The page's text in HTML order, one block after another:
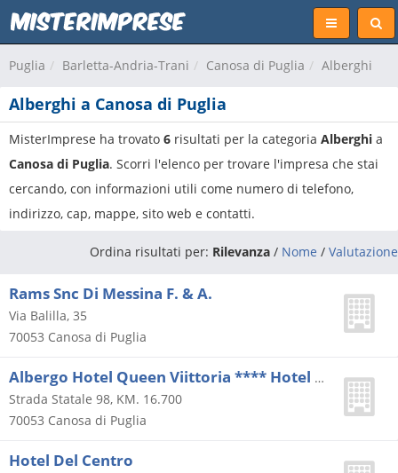
Puglia Barletta-Andria-Trani Canosa di Puglia Alberghi
Alberghi a Canosa di Puglia
MisterImprese ha trovato 6 risultati per la categoria Alberghi a
Canosa di Puglia. Scorri l'elenco per trovare l'impresa che stai
cercando, con informazioni utili come numero di telefono,
indirizzo, cap, mappe, sito web e contatti.
Ordina risultati per: Rilevanza / Nome / Valutazione
Rams Snc Di Messina F. & A.
Via Balilla, 35
70053 Canosa di Puglia
Albergo Hotel Queen Viittoria **** Hotel Queen Victoria Di Airene Srl
Strada Statale 98, KM. 16.700
70053 Canosa di Puglia
Hotel Del Centro